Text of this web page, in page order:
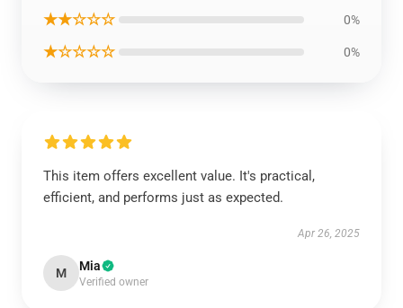
★★☆☆☆ 0%
★☆☆☆☆ 0%
This item offers excellent value. It's practical,
efficient, and performs just as expected.
Apr 26, 2025
M Mia
Verified owner